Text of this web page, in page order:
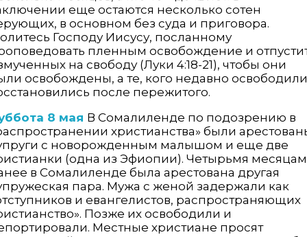
еще остаются несколько сотен
в основном без суда и приговора.
Господу Иисусу, посланному
пленным освобождение и
на свободу (Луки 4:18-21), чтобы они
освобождены, а те, кого недавно
после пережитого.
8 мая В Сомалиленде по подозрению в
христианства» были
с новорожденным малышом и еще две
(одна из Эфиопии). Четырьмя
в Сомалиленде была арестована другая
пара. Мужа с женой задержали как
и евангелистов, распространяющих
Позже их освободили и
Местные христиане просят